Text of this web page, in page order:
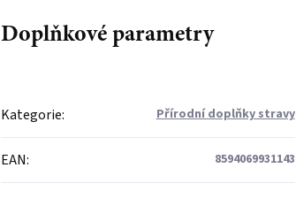
Doplňkové parametry
Kategorie: Přírodní doplňky stravy
EAN: 8594069931143